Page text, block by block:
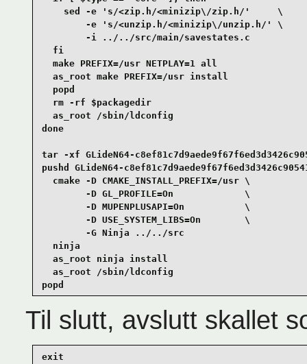
    sed -e 's/<zip.h/<minizip\/zip.h/'     \
        -e 's/<unzip.h/<minizip\/unzip.h/' \
        -i ../../src/main/savestates.c
  fi
  make PREFIX=/usr NETPLAY=1 all
  as_root make PREFIX=/usr install
  popd
  rm -rf $packagedir
  as_root /sbin/ldconfig
done
tar -xf GLideN64-
pushd GLideN64-
  cmake -D CMAKE_INSTALL_PREFIX=/usr \
        -D GL_PROFILE=On             \
        -D MUPENPLUSAPI=On           \
        -D USE_SYSTEM_LIBS=On        \
        -G Ninja ../../src
  ninja
  as_root ninja install
  as_root /sbin/ldconfig
popd
Til slutt, avslutt skallet
exit